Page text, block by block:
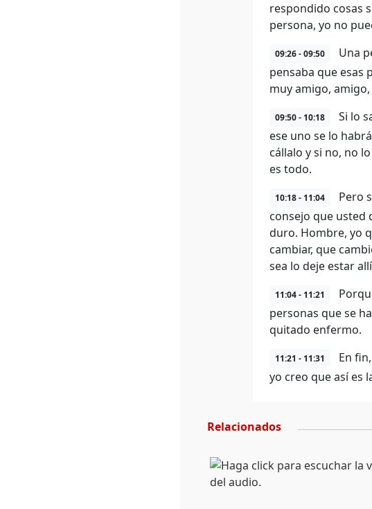
respondido cosas
persona, yo no
09:26 - 09:50
Una
pensaba que esas
muy amigo,
09:50 - 10:18
Si lo
ese uno se lo
cállalo y si no, no
es todo.
10:18 - 11:04
Pero
consejo que usted
duro. Hombre, yo
cambiar, que
sea lo deje estar
11:04 - 11:21
personas que se
quitado enfermo.
11:21 - 11:31
En
yo creo que así es
Relacionados